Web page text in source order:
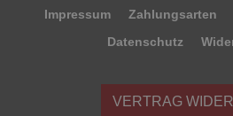
Impressum Zahlungsarten
Datenschutz
VERTRAG